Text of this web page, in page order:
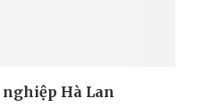
Hà Lan